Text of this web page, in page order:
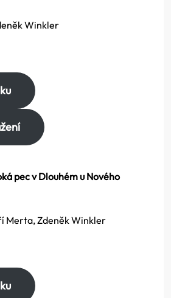
Winkler
pec v Dlouhém u Nového
Merta, Zdeněk Winkler